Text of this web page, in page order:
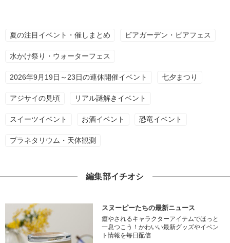
夏の注目イベント・催しまとめ ビアガーデン・ビアフェス
水かけ祭り・ウォーターフェス
2026年9月19日～23日の連休開催イベント 七夕まつり
アジサイの見頃 リアル謎解きイベント
スイーツイベント お酒イベント 恐竜イベント
プラネタリウム・天体観測
編集部イチオシ
スヌーピーたちの最新ニュース
癒やされるキャラクターアイテムでほっと
一息つこう！かわいい最新グッズやイベン
ト情報を毎日配信